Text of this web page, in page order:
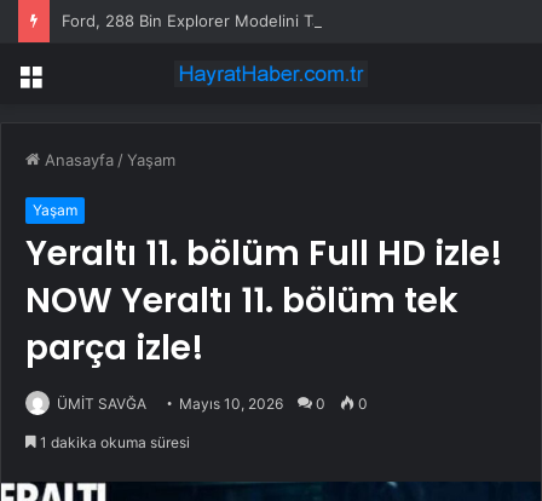
Menü
Anasayfa /Yaşam
Yaşam
Yeraltı 11. bölüm Full HD izle!
NOW Yeraltı 11. bölüm tek
parça izle!
ÜMİT SAVĞA Mayıs 10, 2026 0 0
1 dakika okuma süresi